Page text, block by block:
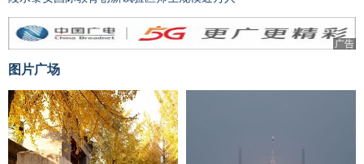
广告
图片广场